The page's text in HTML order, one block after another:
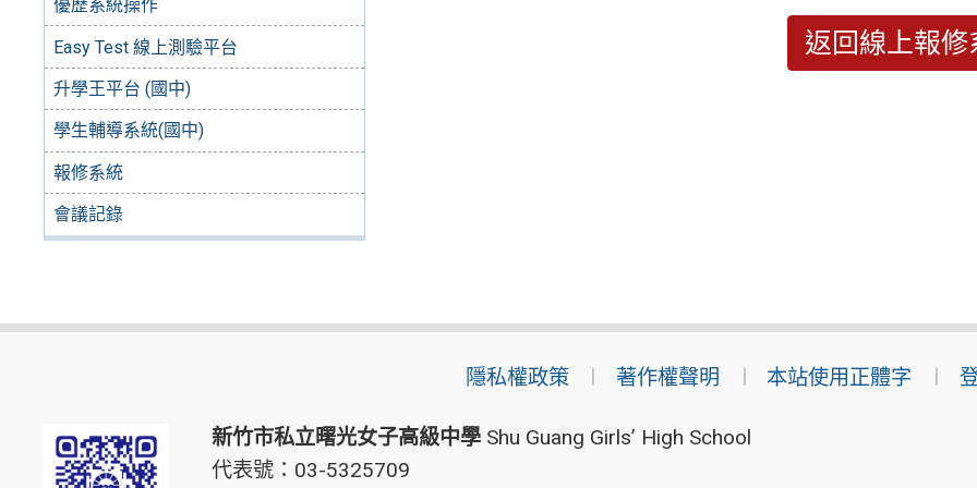
優歷系統操作
Easy Test 線上測驗平台
升學王平台 (國中)
學生輔導系統(國中)
報修系統
會議記錄
返回線上報修
隱私權政策 著作權聲明 本站使用正體字
新竹市私立曙光女子高級中學Shu Guang Girls’ High School
代表號：03-5325709